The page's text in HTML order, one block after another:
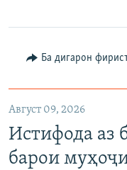
Ба дигарон
Август 09, 2026
Истифода аз
барои